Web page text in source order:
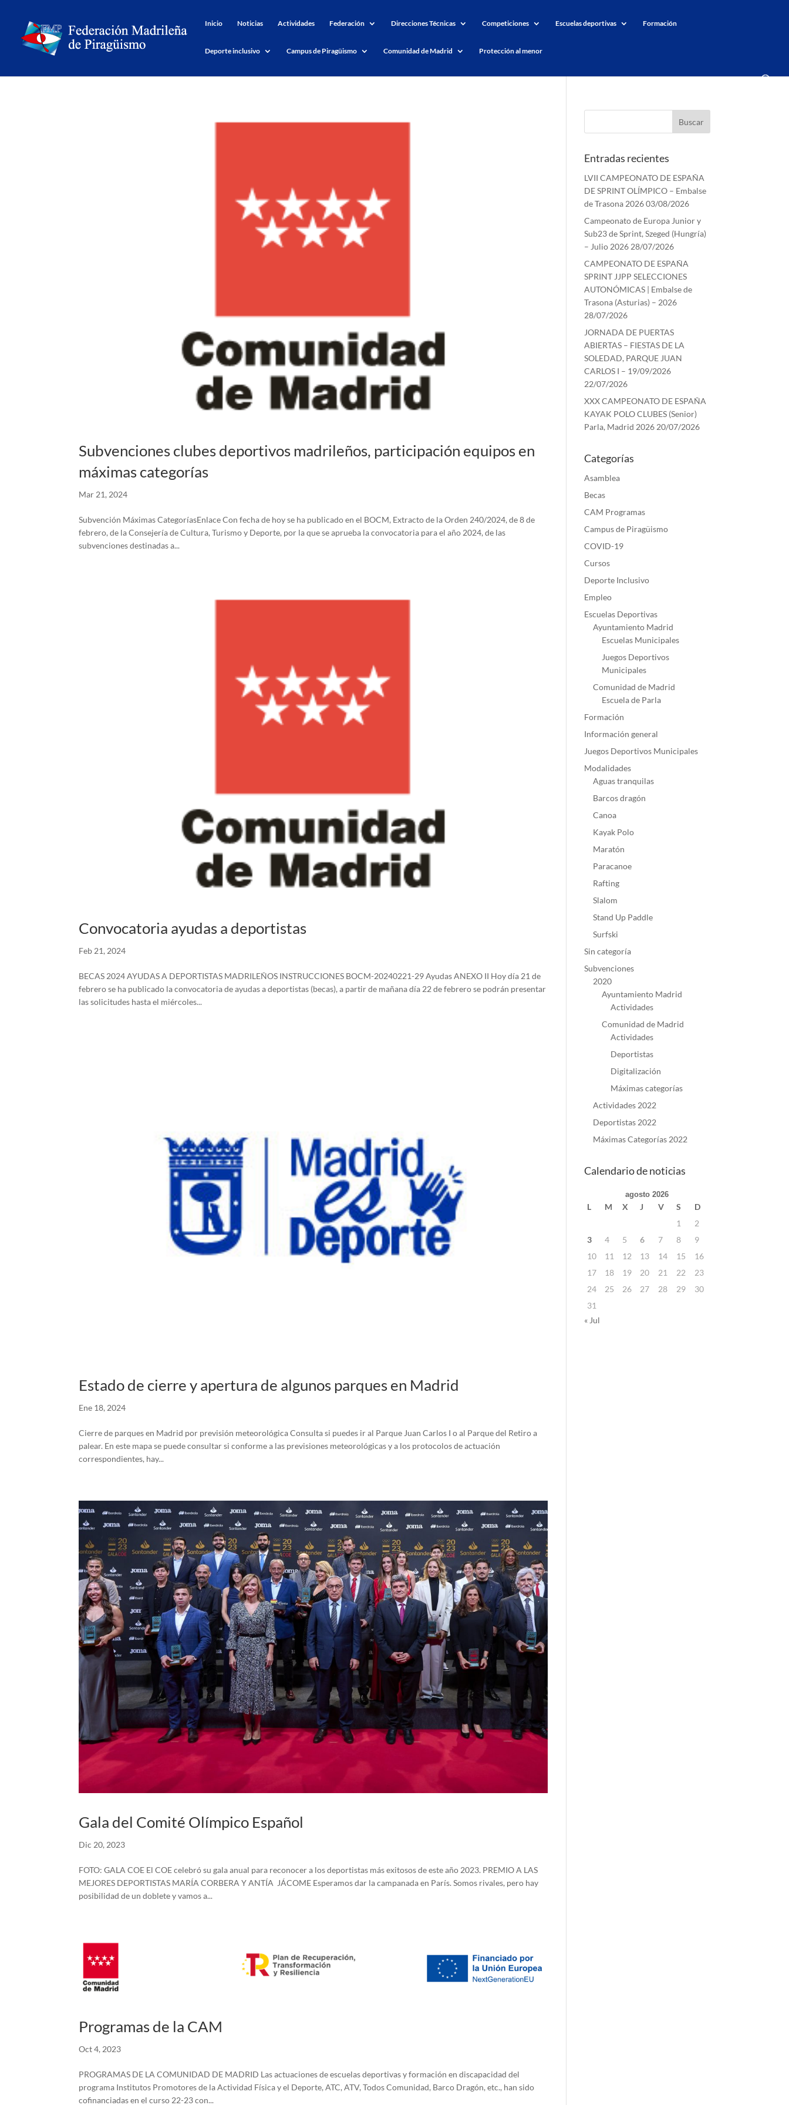
Inicio Noticias Actividades Federación Direcciones Técnicas Competiciones Escuelas deportivas Formación
Deporte inclusivo Campus de Piragüismo Comunidad de Madrid Protección al menor
Subvenciones clubes deportivos madrileños, participación equipos en
máximas categorías
Mar 21, 2024
Subvención Máximas CategoríasEnlace Con fecha de hoy se ha publicado en el BOCM, Extracto de la Orden 240/2024, de 8 de
febrero, de la Consejería de Cultura, Turismo y Deporte, por la que se aprueba la convocatoria para el año 2024, de las
subvenciones destinadas a...
Convocatoria ayudas a deportistas
Feb 21, 2024
BECAS 2024 AYUDAS A DEPORTISTAS MADRILEÑOS INSTRUCCIONES BOCM-20240221-29 Ayudas ANEXO II Hoy día 21 de
febrero se ha publicado la convocatoria de ayudas a deportistas (becas), a partir de mañana día 22 de febrero se podrán presentar
las solicitudes hasta el miércoles...
Estado de cierre y apertura de algunos parques en Madrid
Ene 18, 2024
Cierre de parques en Madrid por previsión meteorológica Consulta si puedes ir al Parque Juan Carlos I o al Parque del Retiro a
palear. En este mapa se puede consultar si conforme a las previsiones meteorológicas y a los protocolos de actuación
correspondientes, hay...
Gala del Comité Olímpico Español
Dic 20, 2023
FOTO: GALA COE El COE celebró su gala anual para reconocer a los deportistas más exitosos de este año 2023. PREMIO A LAS
MEJORES DEPORTISTAS MARÍA CORBERA Y ANTÍA JÁCOME Esperamos dar la campanada en París. Somos rivales, pero hay
posibilidad de un doblete y vamos a...
Programas de la CAM
Oct 4, 2023
PROGRAMAS DE LA COMUNIDAD DE MADRID Las actuaciones de escuelas deportivas y formación en discapacidad del
programa Institutos Promotores de la Actividad Física y el Deporte, ATC, ATV, Todos Comunidad, Barco Dragón, etc., han sido
cofinanciadas en el curso 22-23 con...
Entradas recientes
LVII CAMPEONATO DE ESPAÑA
DE SPRINT OLÍMPICO – Embalse
de Trasona 202603/08/2026
Campeonato de Europa Junior y
Sub23 de Sprint, Szeged (Hungría)
– Julio 2026 28/07/2026
CAMPEONATO DE ESPAÑA
SPRINT JJPP SELECCIONES
AUTONÓMICAS | Embalse de
Trasona (Asturias) – 2026
28/07/2026
JORNADA DE PUERTAS
ABIERTAS – FIESTAS DE LA
SOLEDAD, PARQUE JUAN
CARLOS I – 19/09/2026
22/07/2026
XXX CAMPEONATO DE ESPAÑA
KAYAK POLO CLUBES (Senior)
Parla, Madrid 2026 20/07/2026
Categorías
Asamblea
Becas
CAM Programas
Campus de Piragüismo
COVID-19
Cursos
Deporte Inclusivo
Empleo
Escuelas Deportivas
Ayuntamiento Madrid
Escuelas Municipales
Juegos Deportivos
Municipales
Comunidad de Madrid
Escuela de Parla
Formación
Información general
Juegos Deportivos Municipales
Modalidades
Aguas tranquilas
Barcos dragón
Canoa
Kayak Polo
Maratón
Paracanoe
Rafting
Slalom
Stand Up Paddle
Surfski
Sin categoría
Subvenciones
2020
Ayuntamiento Madrid
Actividades
Comunidad de Madrid
Actividades
Deportistas
Digitalización
Máximas categorías
Actividades 2022
Deportistas 2022
Máximas Categorías 2022
Calendario de noticias
agosto 2026
L M X J V S
D
1
2
3
4 5 6 7 8
9
10
11 12 13 14 15
16
17
18 19 20 21 22
23
24
25 26 27 28 29
30
31
« Jul